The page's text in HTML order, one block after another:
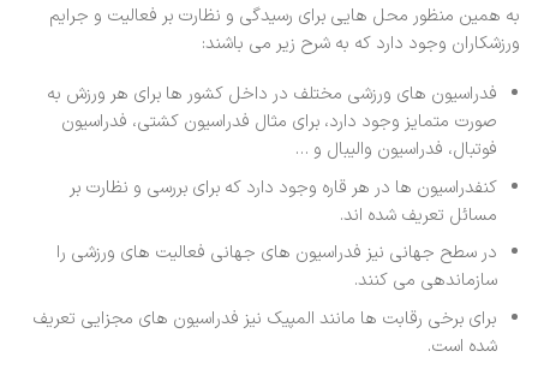
به همین منظور محل هایی برای رسیدگی و نظارت بر فعالیت و جرایم
ورزشکاران وجود دارد که به شرح زیر می باشند:
فدراسیون های ورزشی مختلف در داخل کشور ها برای هر ورزش به
صورت متمایز وجود دارد، برای مثال فدراسیون کشتی، فدراسیون
فوتبال، فدراسیون والیبال و …
کنفدراسیون ها در هر قاره وجود دارد که برای بررسی و نظارت بر
مسائل تعریف شده اند.
در سطح جهانی نیز فدراسیون های جهانی فعالیت های ورزشی را
سازماندهی می کنند.
برای برخی رقابت ها مانند المپیک نیز فدراسیون های مجزایی تعریف
شده است.